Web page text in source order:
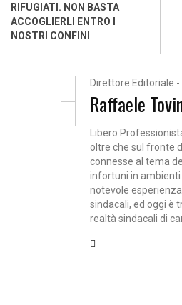
RIFUGIATI. NON BASTA
ACCOGLIERLI ENTRO I
NOSTRI CONFINI
Direttore Editoriale
Raffaele
Libero
oltre che sul fronte
connesse al tema
infortuni in
notevole
sindacali, ed oggi è
realtà sindacali di